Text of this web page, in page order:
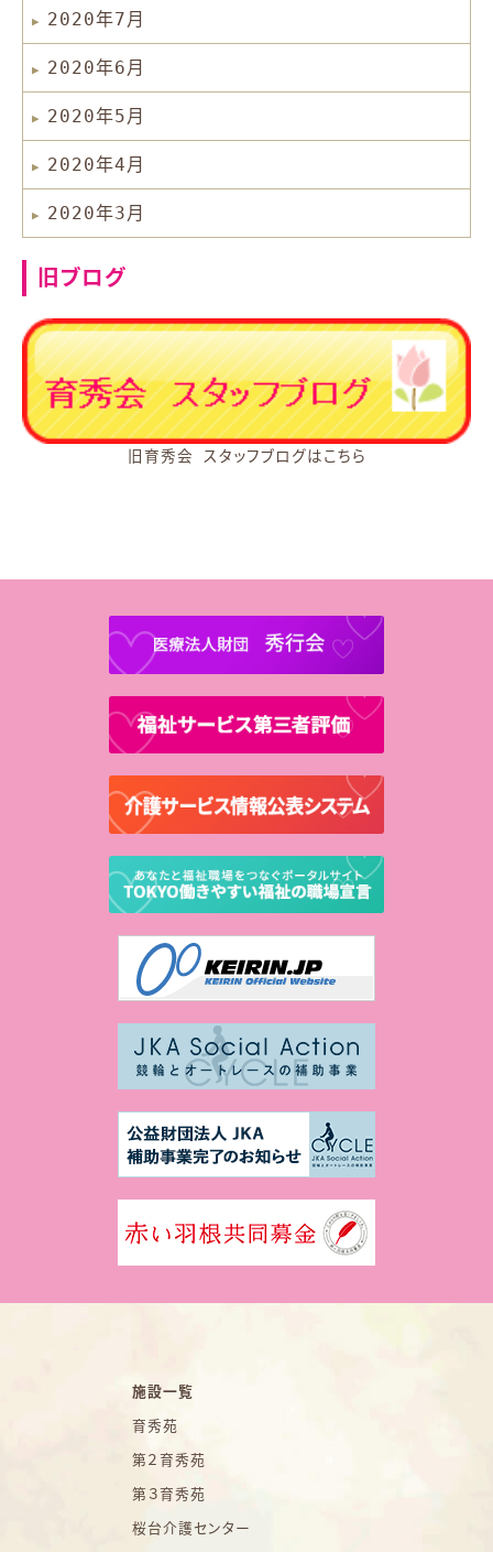
2020年7月
2020年6月
2020年5月
2020年4月
2020年3月
旧ブログ
旧育秀会 スタッフブログはこちら
施設一覧
育秀苑
第２育秀苑
第３育秀苑
桜台介護センター